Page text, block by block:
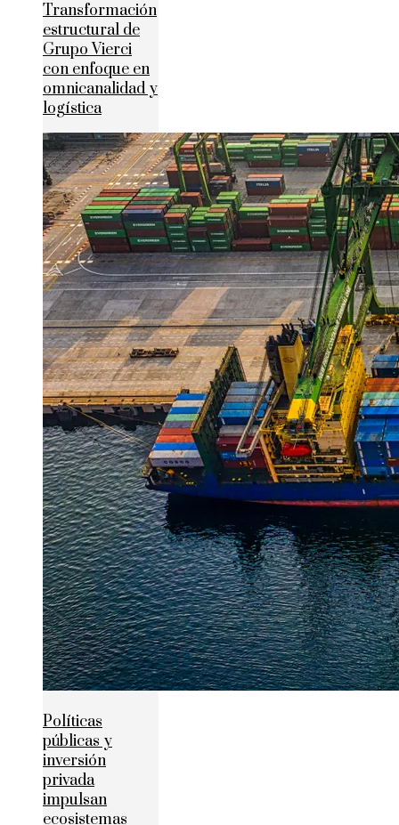
Transformación
estructural de
Grupo Vierci
con enfoque en
omnicanalidad y
logística
Políticas
públicas y
inversión
privada
impulsan
ecosistemas